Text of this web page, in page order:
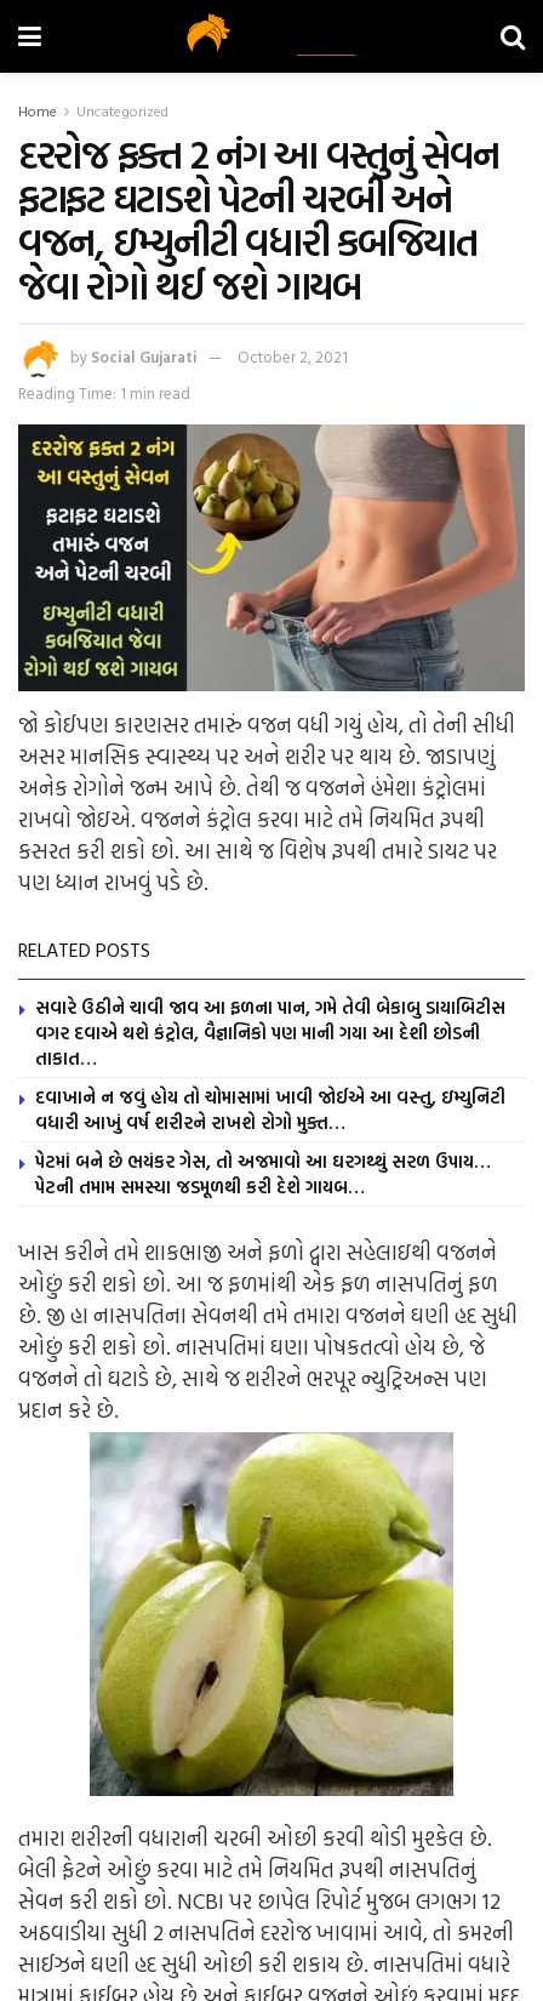
Home Uncategorized
દરરોજ ફક્ત 2 નંગ આ વસ્તુનું સેવન
ફટાફટ ઘટાડશે પેટની ચરબી અને
વજન, ઇમ્યુનીટી વધારી કબજિયાત
જેવા રોગો થઈ જશે ગાયબ
by Social Gujarati
October 2, 2021
Reading Time: 1 min read
જો કોઈપણ કારણસર તમારું વજન વધી ગયું હોય, તો તેની સીધી
અસર માનસિકસ્વાસ્થ્યપર અને શરીર પર થાય છે. જાડાપણું
અનેક રોગોને જન્મ આપે છે. તેથી જ વજનને હંમેશા કંટ્રોલમાં
રાખવો જોઇએ. વજનને કંટ્રોલ કરવા માટે તમે નિયમિત રૂપથી
કસરત કરી શકો છો. આ સાથે જ વિશેષ રૂપથી તમારે ડાયટ પર
પણ ધ્યાન રાખવું પડે છે.
RELATED POSTS
સવારે ઉઠીને ચાવી જાવ આ ફળના પાન, ગમે તેવી બેકાબુ ડાયાબિટીસ
વગર દવાએ થશે કંટ્રોલ, વૈજ્ઞાનિકો પણ માની ગયા આ દેશી છોડની
તાકાત…
દવાખાને ન જવું હોય તો ચોમાસામાં ખાવી જોઈએ આ વસ્તુ, ઇમ્યુનિટી
વધારી આખું વર્ષ શરીરને રાખશે રોગો મુક્ત…
પેટમાં બને છે ભયંકર ગેસ, તો અજમાવો આ ઘરગથ્થું સરળ ઉપાય…
પેટની તમામ સમસ્યા જડમૂળથી કરી દેશે ગાયબ…
ખાસ કરીને તમે શાકભાજી અને ફળો દ્વારા સહેલાઇથી વજનને
ઓછું કરી શકો છો. આ જ ફળમાંથી એક ફળ નાસપતિનું ફળ
છે. જી હા નાસપતિના સેવનથી તમે તમારા વજનને ઘણી હદ સુધી
ઓછું કરી શકો છો. નાસપતિમાં ઘણા પોષકતત્વો હોય છે, જે
વજનને તો ઘટાડે છે, સાથે જ શરીરને ભરપૂર ન્યુટ્રિઅન્સ પણ
પ્રદાન કરે છે.
તમારા શરીરની વધારાની ચરબી ઓછી કરવી થોડી મુશ્કેલ છે.
બેલી ફેટને ઓછું કરવા માટે તમે નિયમિત રૂપથી નાસપતિનું
સેવન કરી શકો છો. NCBI પર છાપેલ રિપોર્ટ મુજબ લગભગ 12
અઠવાડીયા સુધી 2 નાસપતિને દરરોજ ખાવામાં આવે, તો કમરની
સાઈઝને ઘણી હદ સુધી ઓછી કરી શકાય છે. નાસપતિમાં વધારે